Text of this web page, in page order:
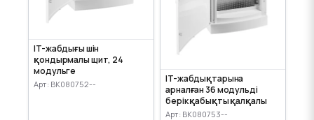
IT-жабдығы үшін
қондырмалы щит, 24
модульге
Арт: BK080752--
IT-жабдықтарына
арналған 36 модульді
берік қабықты қалқалы
Арт: BK080753--